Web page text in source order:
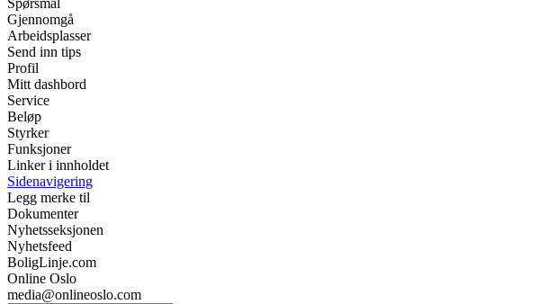
Spørsmål
Gjennomgå
Arbeidsplasser
Send inn tips
Profil
Mitt dashbord
Service
Beløp
Styrker
Funksjoner
Linker i innholdet
Sidenavigering
Legg merke til
Dokumenter
Nyhetsseksjonen
Nyhetsfeed
BoligLinje.com
Online Oslo
media@onlineoslo.com